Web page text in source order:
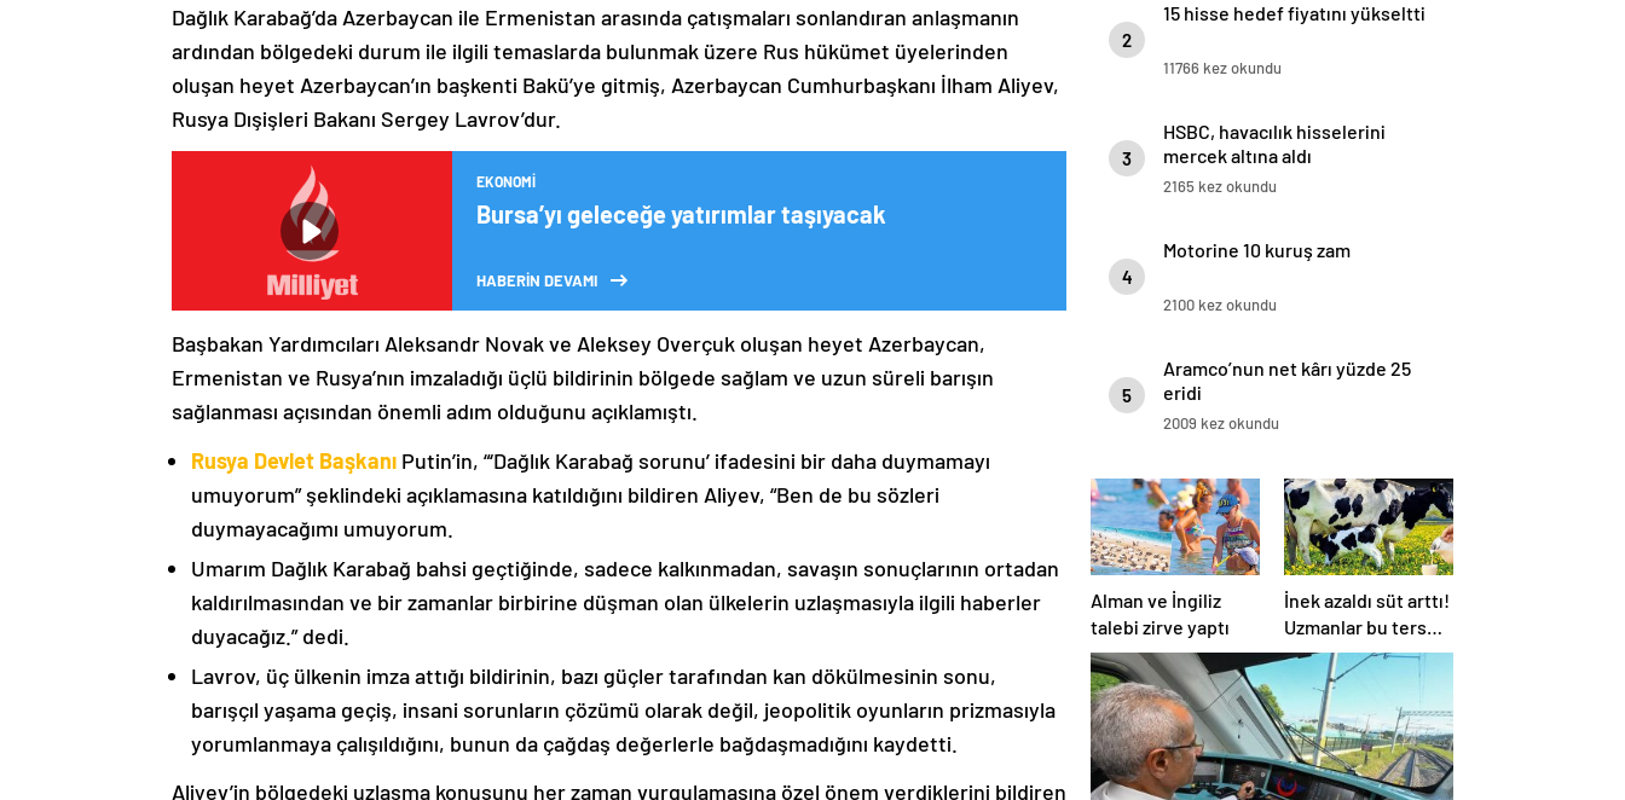
Dağlık Karabağ’da Azerbaycan ile Ermenistan arasında çatışmaları sonlandıran anlaşmanın
ardından bölgedeki durum ile ilgili temaslarda bulunmak üzere Rus hükümet üyelerinden
oluşan heyet Azerbaycan’ın başkenti Bakü’ye gitmiş, Azerbaycan Cumhurbaşkanı İlham Aliyev,
Rusya Dışişleri Bakanı Sergey Lavrov’dur.
EKONOMI
Bursa’yı geleceğe yatırımlar taşıyacak
HABERİN DEVAMI
Başbakan Yardımcıları Aleksandr Novak ve Aleksey Overçuk oluşan heyet Azerbaycan,
Ermenistan ve Rusya’nın imzaladığı üçlü bildirinin bölgede sağlam ve uzun süreli barışın
sağlanması açısından önemli adım olduğunu açıklamıştı.
Rusya Devlet Başkanı Putin’in, “‘Dağlık Karabağ sorunu’ ifadesini bir daha duymamayı
umuyorum” şeklindeki açıklamasına katıldığını bildiren Aliyev, “Ben de bu sözleri
duymayacağımı umuyorum.
Umarım Dağlık Karabağ bahsi geçtiğinde, sadece kalkınmadan, savaşın sonuçlarının ortadan
kaldırılmasından ve bir zamanlar birbirine düşman olan ülkelerin uzlaşmasıyla ilgili haberler
duyacağız.” dedi.
Lavrov, üç ülkenin imza attığı bildirinin, bazı güçler tarafından kan dökülmesinin sonu,
barışçıl yaşama geçiş, insani sorunların çözümü olarak değil, jeopolitik oyunların prizmasıyla
yorumlanmaya çalışıldığını, bunun da çağdaş değerlerle bağdaşmadığını kaydetti.
Aliyev’in bölgedeki uzlaşma konusunu her zaman vurgulamasına özel önem verdiklerini bildiren
2
15 hisse hedef fiyatını yükseltti
11766 kez okundu
3
HSBC, havacılık hisselerini
mercek altına aldı
2165 kez okundu
4
Motorine 10 kuruş zam
2100 kez okundu
5
Aramco’nun net kârı yüzde 25
eridi
2009 kez okundu
Alman ve İngiliz
talebi zirve yaptı
İnek azaldı süt arttı!
Uzmanlar bu ters
orantının sebebini
açıkladı